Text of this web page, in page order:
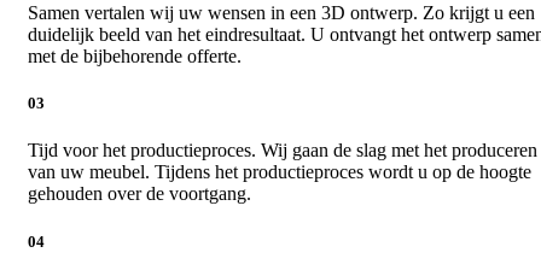
Samen vertalen wij uw wensen in een 3D ontwerp. Zo krijgt u een
duidelijk beeld van het eindresultaat. U ontvangt het ontwerp
met de bijbehorende offerte.
03
Tijd voor het productieproces. Wij gaan de slag met het produceren
van uw meubel. Tijdens het productieproces wordt u op de hoogte
gehouden over de voortgang.
04